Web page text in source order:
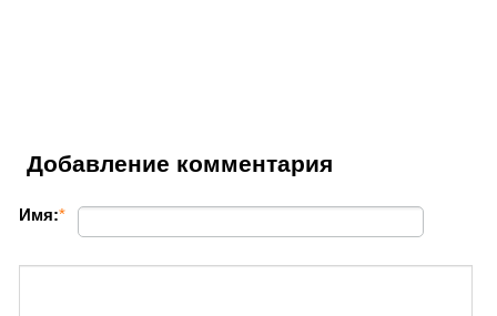
Добавление комментария
Имя:*